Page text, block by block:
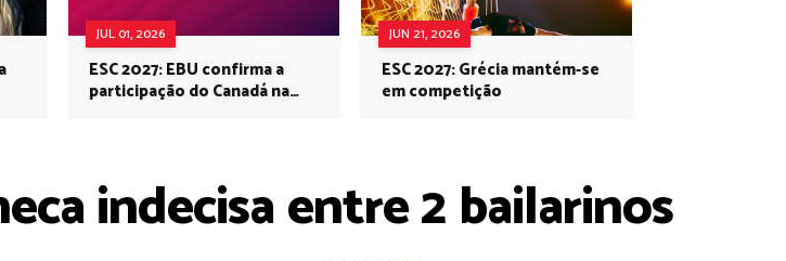
JUL 01, 2026
ESC 2027: EBU confirma a
participação do Canadá na
JUN 21, 2026
ESC 2027: Grécia mantém-se
em competição
indecisa entre 2 bailarinos